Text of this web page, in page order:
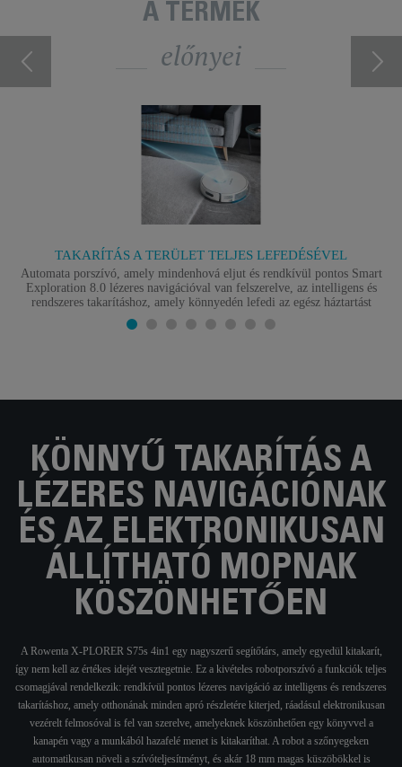
A TERMÉK
előnyei
TAKARÍTÁS A TERÜLET TELJES LEFEDÉSÉVEL
Automata porszívó, amely mindenhová eljut és rendkívül pontos Smart
Exploration 8.0 lézeres navigációval van felszerelve, az intelligens és
rendszeres takarításhoz, amely könnyedén lefedi az egész háztartást
KÖNNYŰ TAKARÍTÁS A
LÉZERES NAVIGÁCIÓNAK
ÉS AZ ELEKTRONIKUSAN
ÁLLÍTHATÓ MOPNAK
KÖSZÖNHETŐEN
A Rowenta X-PLORER S75s 4in1 egy nagyszerű segítőtárs, amely egyedül kitakarít,
így nem kell az értékes idejét vesztegetnie. Ez a kivételes robotporszívó a funkciók teljes
csomagjával rendelkezik: rendkívül pontos lézeres navigáció az intelligens és rendszeres
takarításhoz, amely otthonának minden apró részletére kiterjed, ráadásul elektronikusan
vezérelt felmosóval is fel van szerelve, amelyeknek köszönhetően egy könyvvel a
kanapén vagy a munkából hazafelé menet is kitakaríthat. A robot a szőnyegeken
automatikusan növeli a szívóteljesítményt, és akár 18 mm magas küszöbökkel is